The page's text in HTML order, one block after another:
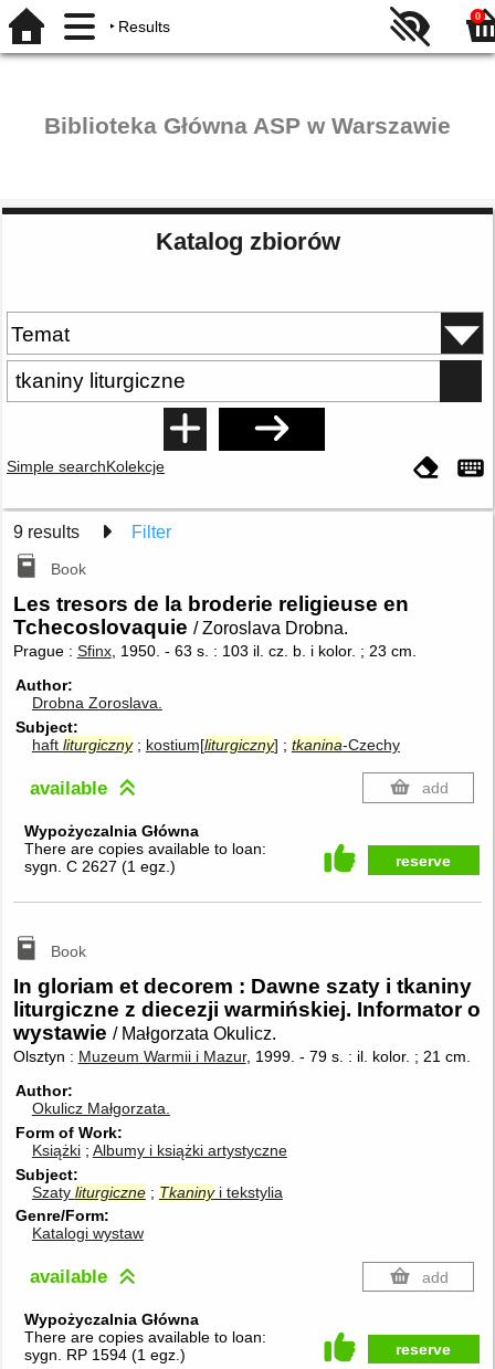
Results
0
Biblioteka Główna ASP w Warszawie
Katalog zbiorów
Simple searchKolekcje
9 results Filter
Book
Les tresors de la broderie religieuse en
Tchecoslovaquie / Zoroslava Drobna.
Prague : Sfinx, 1950. - 63 s. : 103 il. cz. b. i kolor. ; 23 cm.
Author
Drobna Zoroslava.
Subject
haft liturgiczny kostium[liturgiczny] tkanina-Czechy
available add
Wypożyczalnia Główna
There are copies available to loan:
sygn. C 2627 (1 egz. ) reserve
Book
In gloriam et decorem : Dawne szaty i tkaniny
liturgiczne z diecezji warmińskiej. Informator o
wystawie / Małgorzata Okulicz.
Olsztyn : Muzeum Warmii i Mazur, 1999. - 79 s. : il. kolor. ; 21 cm.
Author
Okulicz Małgorzata.
Form of Work
Książki
Albumy i książki artystyczne
Subject
Szaty liturgiczne Tkaninyi tekstylia
Genre/Form
Katalogi wystaw
available add
Wypożyczalnia Główna
There are copies available to loan:
sygn. RP 1594 (1 egz.)
reserve